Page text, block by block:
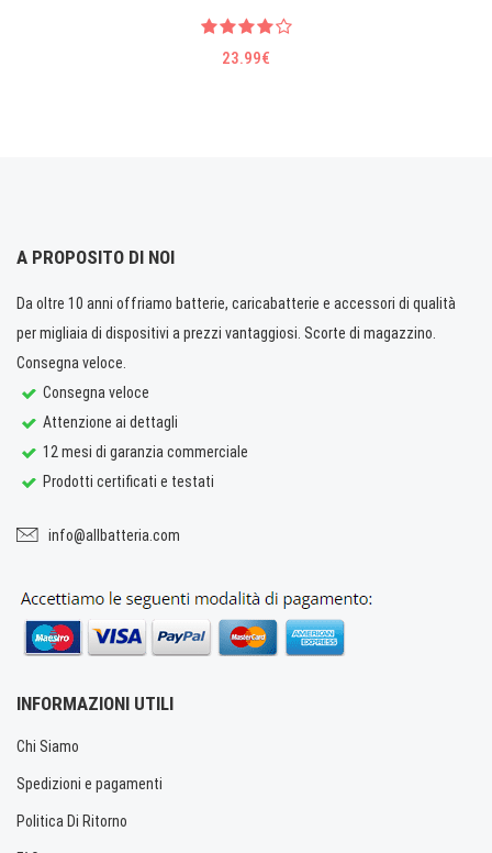
23.99€
A PROPOSITO DI NOI
Da oltre 10 anni offriamo batterie, caricabatterie e accessori di qualità
per migliaia di dispositivi a prezzi vantaggiosi. Scorte di magazzino.
Consegna veloce.
Consegna veloce
Attenzione ai dettagli
12 mesi di garanzia commerciale
Prodotti certificati e testati
info@allbatteria.com
INFORMAZIONI UTILI
Chi Siamo
Spedizioni e pagamenti
Politica Di Ritorno